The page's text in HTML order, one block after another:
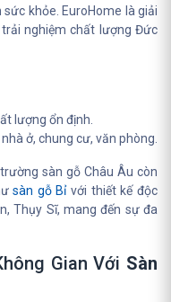
khỏe. EuroHome là giải
nghiệm chất lượng Đức
lượng ổn định.
ở, chung cư, văn phòng.
sàn gỗ Châu Âu còn
sàn gỗ Bỉvới thiết kế độc
Thụy Sĩ, mang đến sự đa
Gian Với Sàn